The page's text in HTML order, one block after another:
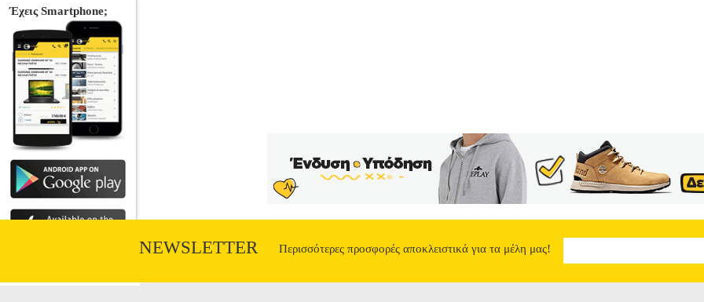
NEWSLETTER Περισσότερες προσφορές αποκλειστικά για τα μέλη μας!